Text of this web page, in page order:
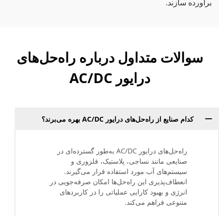
برآورده سازند.
سوالات متداول درباره راه‌حل‌های
درایور AC/DC
کدام صنایع از راه‌حل‌های درایور AC/DC بهره می‌برند؟
راه‌حل‌های درایور AC/DC به‌طور گسترده‌ای در
صنایعی مانند نساجی، پلاستیک، فلزوری و
سیستم‌های آب مورد استفاده قرار می‌گیرند.
انعطاف‌پذیری این راه‌حل‌ها امکان صرفه‌جویی در
انرژی و بهبود کارایی عملیاتی را در کاربردهای
متنوعی فراهم می‌کند.